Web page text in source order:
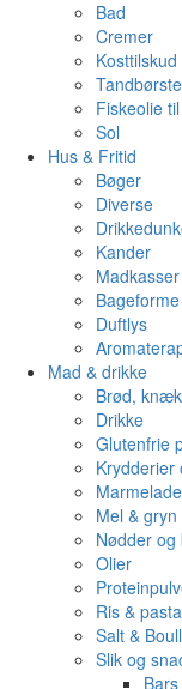
Bad
Cremer
Fiskeolie
Sol
Hus & Fritid
Bøger
Diverse
Kander
Madkasser
Duftlys
Mad & drikke
Brød,
Drikke
Glutenfrie
Krydderier
Mel & gryn
Nødder og
Olier
Ris & pasta
Salt &
Slik og
Bars